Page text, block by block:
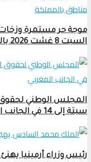
موجة حر مستمرة
السبت 8 غشت 2026 بالمغرب
المجلس الوطني
سبتة إلى 14 في الجانب المغربي
رئيس وزراء أرمينيا